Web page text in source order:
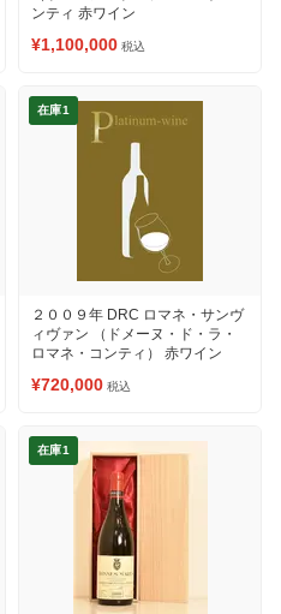
ンティ 赤ワイン
¥1,100,000 税込
在庫1
２００９年 DRC ロマネ・サンヴ
ィヴァン （ドメーヌ・ド・ラ・
ロマネ・コンティ） 赤ワイン
¥720,000 税込
在庫1